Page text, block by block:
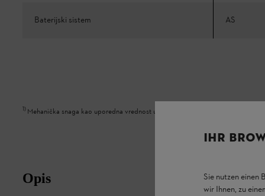
Baterijski sistem AS
1) Mehanička snaga kao uporedna vrednost u odnosu na benzinski uređaj
Opis
IHR
Sie nutzen einen
wir Ihnen, zu